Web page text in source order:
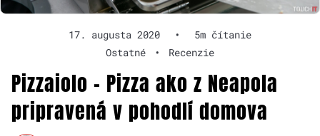
17. augusta 2020 •
5m čítanie
Ostatné
• Recenzie
Pizzaiolo – Pizza ako z Neapola
pripravená v pohodlí domova